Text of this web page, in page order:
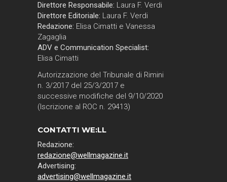
Direttore Responsabile: Laura F. Verdi
Direttore Editoriale: Laura F. Verdi
Redazione: Elisa Cimatti e Vanessa
Zagaglia
ADV e Communication Specialist:
Elisa Cimatti
Autorizzazione del Tribunale di Rimini
n. 3/2017 del 25/3/2017 e
successive modifiche del 9/10/2020
(Iscrizione al ROC n. 29413)
CONTATTI WE:LL
Redazione:
redazione@wellmagazine.it
Advertising:
advertising@wellmagazine.it